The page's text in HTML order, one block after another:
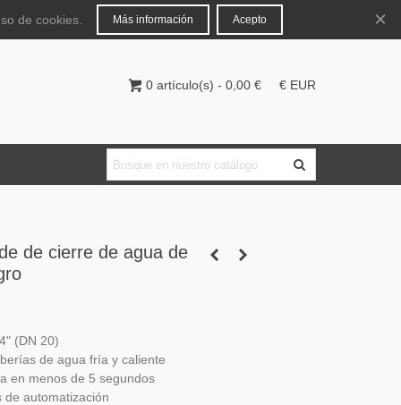
Español Iniciar sesión
0 artículo(s) - 0,00 € € EUR
de cierre de agua de
(DN 20)
de agua fría y caliente
en menos de 5 segundos
de automatización
de cookies. Más información Acepto ×